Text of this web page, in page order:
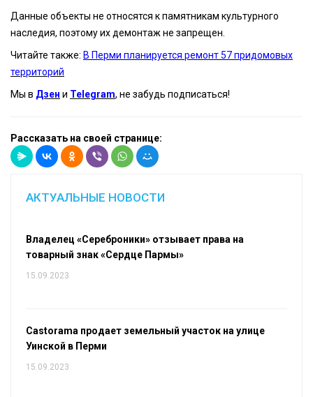
Данные объекты не относятся к памятникам культурного
наследия, поэтому их демонтаж не запрещен.
Читайте также: В Перми планируется ремонт 57 придомовых
территорий
Мы в Дзен и Telegram, не забудь подписаться!
Рассказать на своей странице:
АКТУАЛЬНЫЕ НОВОСТИ
Владелец «Сереброники» отзывает права на
товарный знак «Сердце Пармы»
15.09.2023
Castorama продает земельный участок на улице
Уинской в Перми
15.09.2023